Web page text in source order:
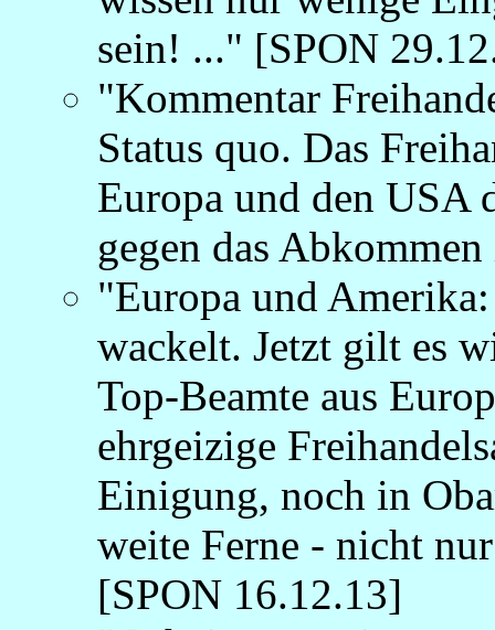
sein! ..." [SPON
"Kommentar
Status quo. Das
Europa und den USA
gegen das
"Europa und
wackelt. Jetzt gilt es
Top-Beamte aus
ehrgeizige
Einigung, noch in
weite Ferne - nicht
[SPON 16.12.13]